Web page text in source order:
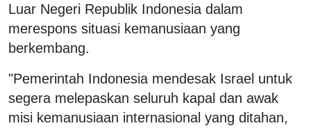
Luar Negeri Republik Indonesia dalam
merespons situasi kemanusiaan yang
berkembang.
"Pemerintah Indonesia mendesak Israel untuk
segera melepaskan seluruh kapal dan awak
misi kemanusiaan internasional yang ditahan,